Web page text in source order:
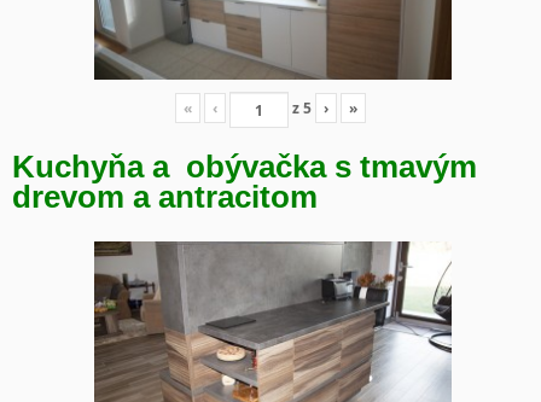
« ‹ z5 › »
Kuchyňa a obývačka s tmavým
drevom a antracitom